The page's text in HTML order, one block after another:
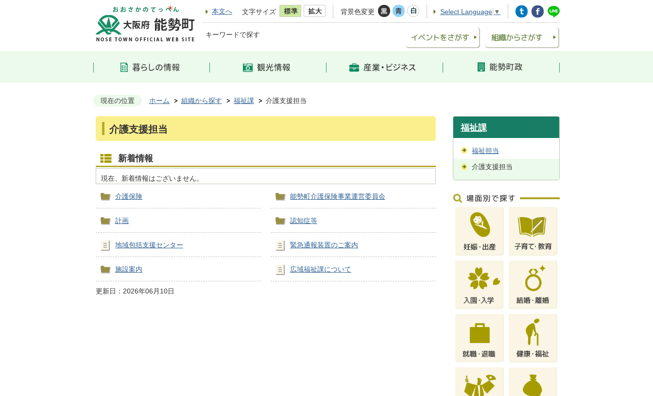
本文へ 文字サイズ 背景色変更 Select Language ▼
キーワードで探す
現在の位置 ホーム 組織から探す 福祉課 介護支援担当
介護支援担当
新着情報
現在、新着情報はございません。
介護保険 能勢町介護保険事業運営委員会
計画 認知症等
地域包括支援センター 緊急通報装置のご案内
施設案内 広域福祉課について
更新日：2026年06月10日
福祉課
福祉担当
介護支援担当